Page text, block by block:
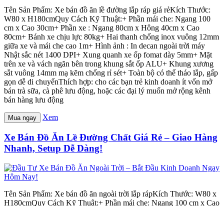
Tên Sản Phẩm: Xe bán đồ ăn lề đường lắp ráp giá rẻKích Thước:
W80 x H180cmQuy Cách Kỹ Thuật:+ Phần mái che: Ngang 100
cm x Cao 30cm+ Phần xe : Ngang 80cm x Hông 40cm x Cao
80cm+ Bánh xe chịu lực 80kg+ Hai thanh chống inox vuông 12mm
giữa xe và mái che cao 1m+ Hình ảnh : In decan ngoài trời máy
Nhật sắc nét 1400 DPI+ Xung quanh xe ốp fomat dày 5mm+ Mặt
trên xe và vách ngăn bên trong khung sắt ốp ALU+ Khung xương
sắt vuông 14mm mạ kẽm chống rỉ sét+ Toàn bộ có thể tháo lắp, gấp
gọn dễ di chuyểnThích hợp: cho các bạn trẻ kinh doanh ít vốn mở
bán trà sữa, cà phê lưu động, hoặc các đại lý muốn mở rộng kênh
bán hàng lưu động
Mua ngay Xem
Xe Bán Đồ Ăn Lề Đường Chất Giá Rẻ – Giao Hàng
Nhanh, Setup Dễ Dàng!
Tên Sản Phẩm: Xe bán đồ ăn ngoài trời lắp rápKích Thước: W80 x
H180cmQuy Cách Kỹ Thuật:+ Phần mái che: Ngang 100 cm x Cao